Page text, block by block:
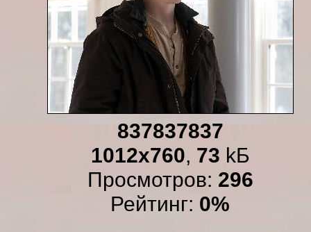
837837837
1012x760, 73 kБ
Просмотров: 296
Рейтинг: 0%